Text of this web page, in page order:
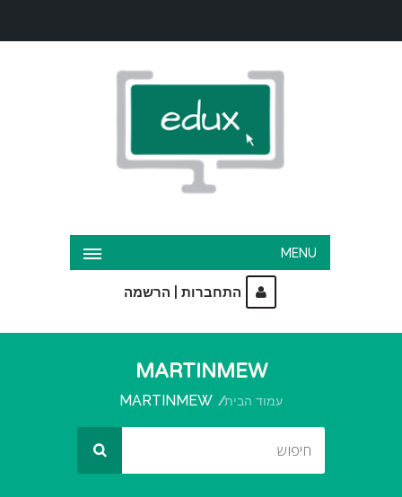
MENU
התחברות הרשמה
MARTINMEW
עמוד הבית MARTINMEW